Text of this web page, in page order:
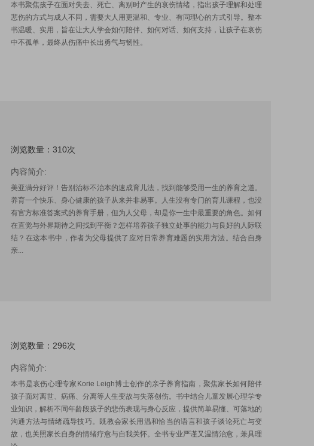
本书聚焦孩子在面对失去、死亡、离别时产生的哀伤情绪，指出孩子理解和处理
悲伤的方式与成人不同，需要大人用更温和、专业、有同理心的方式引导。整本
书温暖、实用，旨在让大人学会如何陪伴、如何对话、如何支持，让孩子在哀伤
中不孤单，最终从伤痛中长出勇气与韧性。
浏览数量：310次
内容简介:
美亚满分好评！告别治标不治本的速成育儿法，找到能够受用一生的养育之道。
养育一个快乐、身心健康的孩子从来并非易事。人生没有专门的育儿课程，也没
有官方标准答案式的养育手册，但为人父母，却是你一生中最重要的角色。如何
在直觉与外界期待之间找到平衡？怎样培养孩子独立处事的能力与良好的人际联
结？在这本书中，作者为父母提供了应对日常养育难题的实用方法。结合自身
亲...
浏览数量：296次
内容简介:
本书是哀伤心理专家Korie Leigh博士创作的亲子养育指南，聚焦家长如何陪伴
孩子面对离世、病痛、分离等人生变故与失落创伤。书中结合儿童发展心理学专
业知识，解析不同年龄段孩子的悲伤表现与身心反应，提供简单易懂、可落地的
沟通方法与情绪疏导技巧。既教会家长用温和恰当的语言和孩子谈论死亡与变
故，也关照家长自身的情绪疗愈与自我关怀。全书专业严谨又温情治愈，兼具理